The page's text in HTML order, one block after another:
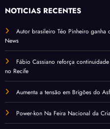
NOTÍCIAS RECENTES
Autor brasileiro Téo Pinheiro ganha
News
Fábio Cassiano reforça
no Recife
Aumenta a tensão em Brigões do
Power-kon Na Feira Nacional da